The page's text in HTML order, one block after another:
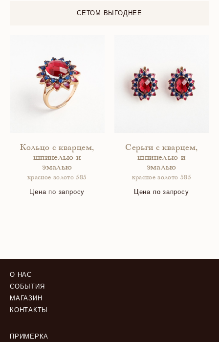
СЕТОМ ВЫГОДНЕЕ
Кольцо с кварцем,
шпинелью и
эмалью
красное золото 585
Цена по запросу
Серьги с кварцем,
шпинелью и
эмалью
красное золото 585
Цена по запросу
О НАС
СОБЫТИЯ
МАГАЗИН
КОНТАКТЫ
ПРИМЕРКА